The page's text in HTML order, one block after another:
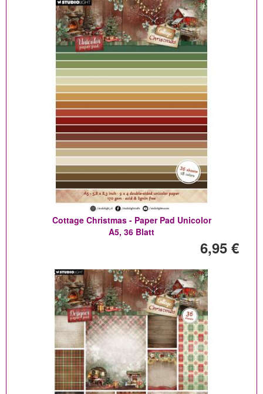
Cottage Christmas - Paper Pad Unicolor
A5, 36 Blatt
6,95 €